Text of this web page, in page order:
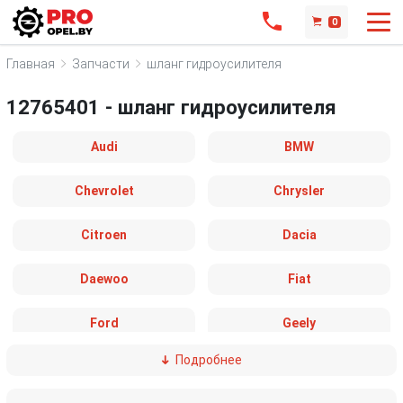
0
Главная Запчасти шланг гидроусилителя
12765401 - шланг гидроусилителя
Audi BMW
Chevrolet Chrysler
Citroen Dacia
Daewoo Fiat
Ford Geely
Подробнее